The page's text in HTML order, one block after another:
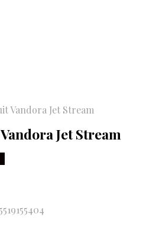
Vandora Jet Stream
Jet Stream